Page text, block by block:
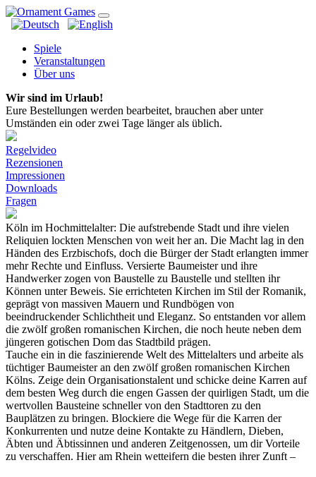
Spiele
Veranstaltungen
Über uns
Wir sind im Urlaub!
Eure Bestellungen werden bearbeitet, brauchen aber unter
Umständen ein oder zwei Tage länger als üblich.
Regelvideo
Rezensionen
Impressionen
Downloads
Fragen
Köln im Hochmittelalter: Die aufstrebende Stadt und ihre vielen
Reliquien lockten Menschen von weit her an. Die Macht lag in den
Händen des Erzbischofs, doch die Bürger der Stadt erlangten immer
mehr Rechte und Einfluss. Versierte Baumeister und ihre
Handwerker zogen von Baustelle zu Baustelle und stellten ihr
Können unter Beweis. Sie errichteten Kirchen im Stil der Romanik,
geprägt von massiven Mauern und Rundbögen von
beeindruckender Schlichtheit und Eleganz. So entstanden vor allem
die zwölf großen romanischen Kirchen, die noch heute neben dem
jüngeren gotischen Dom das Stadtbild prägen.
Tauche ein in die faszinierende Welt des Mittelalters und arbeite als
tüchtiger Baumeister an den zwölf großen romanischen Kirchen
Kölns. Zeige dein Organisationstalent und schicke deine Karren auf
dem besten Weg durch die engen Gassen der quirligen Stadt, um die
wertvollen Bausteine schneller von den Stadttoren zu den
Bauplätzen zu bringen. Blockiere die Wege für die Karren der
Konkurrenten und nutze deine Kontakte zu Händlern, Dieben,
Äbten und Äbtissinnen und anderen Zeitgenossen, um dir Vorteile
zu verschaffen. Hier am Rhein wetteifern die besten ihrer Zunft –